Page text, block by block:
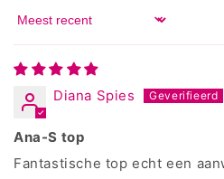
Sort by
Diana Spies
Ana-S top
Fantastische top echt een